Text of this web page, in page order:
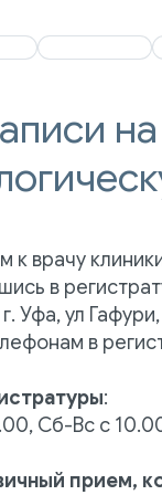
клинике Отзывы
Отзывы
к врачу
в
Уфа, ул
в
:
Сб-Вс с
прием,